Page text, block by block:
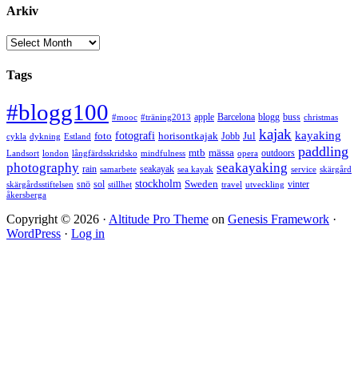
Arkiv
Arkiv
Tags
#blogg100 #mooc #träning2013 apple Barcelona blogg buss christmas
cykla dykning Estland foto fotografi horisontkajak Jobb Jul kajak kayaking
Landsort london långfärdsskridsko mindfulness mtb mässa opera outdoors paddling
photography rain samarbete seakayak sea kayak seakayaking service skärgård
skärgårdsstiftelsen snö sol stillhet stockholm Sweden travel utveckling vinter
åkersberga
Copyright © 2026 · Altitude Pro Theme on Genesis Framework ·
WordPress · Log in